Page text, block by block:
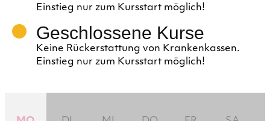
Einstieg nur zum Kursstart möglich!
Geschlossene Kurse
Keine Rückerstattung von Krankenkassen.
Einstieg nur zum Kursstart möglich!